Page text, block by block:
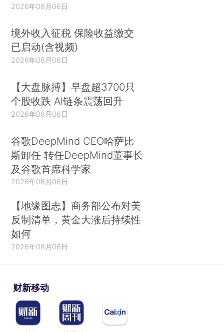
2026年08月06日
境外收入征税 保险收益缴交
已启动(含视频)
2026年08月06日
【大盘脉搏】早盘超3700只
个股收跌 AI链条震荡回升
2026年08月06日
谷歌DeepMind CEO哈萨比
斯卸任 转任DeepMind董事长
及谷歌首席科学家
2026年08月06日
【地缘图志】商务部公布对美
反制清单，黄金大涨后持续性
如何
2026年08月06日
财新移动